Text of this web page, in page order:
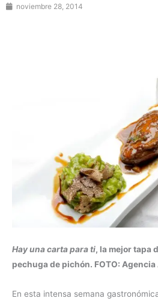
noviembre 28, 2014
Hay una carta para ti, la mejor tapa
pechuga de pichón. FOTO: Agencia
En esta intensa semana